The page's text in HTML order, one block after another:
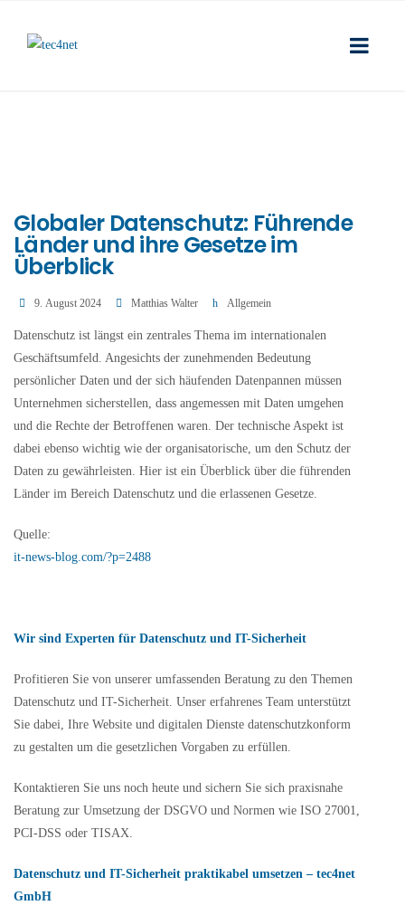
Globaler Datenschutz: Führende
Länder und ihre Gesetze im
Überblick
9. August 2024 Matthias Walter Allgemein
Datenschutz ist längst ein zentrales Thema im internationalen
Geschäftsumfeld. Angesichts der zunehmenden Bedeutung
persönlicher Daten und der sich häufenden Datenpannen müssen
Unternehmen sicherstellen, dass angemessen mit Daten umgehen
und die Rechte der Betroffenen waren. Der technische Aspekt ist
dabei ebenso wichtig wie der organisatorische, um den Schutz der
Daten zu gewährleisten. Hier ist ein Überblick über die führenden
Länder im Bereich Datenschutz und die erlassenen Gesetze.
Quelle:
it-news-blog.com/?p=2488
Wir sind Experten für Datenschutz und IT-Sicherheit
Profitieren Sie von unserer umfassenden Beratung zu den Themen
Datenschutz und IT-Sicherheit. Unser erfahrenes Team unterstützt
Sie dabei, Ihre Website und digitalen Dienste datenschutzkonform
zu gestalten um die gesetzlichen Vorgaben zu erfüllen.
Kontaktieren Sie uns noch heute und sichern Sie sich praxisnahe
Beratung zur Umsetzung der DSGVO und Normen wie ISO 27001,
PCI-DSS oder TISAX.
Datenschutz und IT-Sicherheit praktikabel umsetzen – tec4net
GmbH